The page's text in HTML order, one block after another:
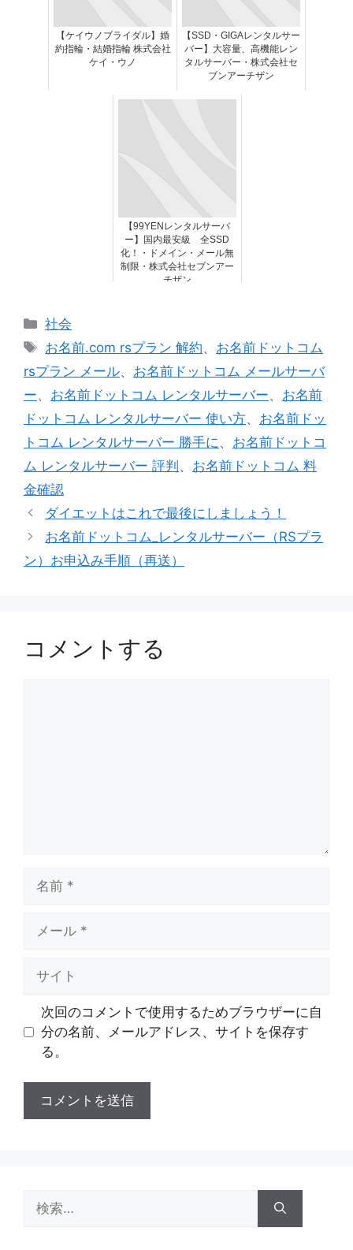
【ケイウノブライダル】婚
約指輪・結婚指輪 株式会社
ケイ・ウノ
【SSD・GIGAレンタルサー
バー】大容量、高機能レン
タルサーバー・株式会社セ
ブンアーチザン
【99YENレンタルサーバ
ー】国内最安級 全SSD
化！・ドメイン・メール無
制限・株式会社セブンアー
チザン
カ
テ
ゴ
リ
ー
社会
タ
グ
お名前.com rsプラン 解約、 お名前ドットコム
rsプラン メール、 お名前ドットコム メールサーバ
ー、 お名前ドットコム レンタルサーバー、 お名前
ドットコム レンタルサーバー 使い方、 お名前ドッ
トコム レンタルサーバー 勝手に、 お名前ドットコ
ム レンタルサーバー 評判 、 お名前ドットコム 料
金確認
ダイエットはこれで最後にしましょう！
お名前ドットコム_レンタルサーバー（RSプラ
ン）お申込み手順（再送）
コメントする
次回のコメントで使用するためブラウザーに自
分の名前、メールアドレス、サイトを保存す
る。
索: